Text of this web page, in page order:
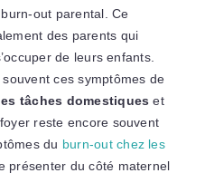
out parental. Ce
des parents qui
de leurs enfants.
ces symptômes de
tâches domestiques et
reste encore souvent
du burn-out chez les
présenter du côté maternel